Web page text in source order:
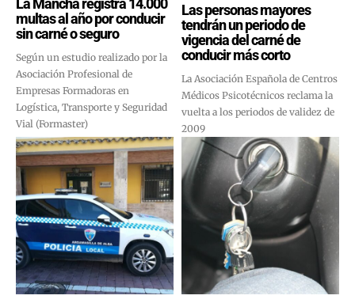
La Mancha registra 14.000
multas al año por conducir
sin carné o seguro
Según un estudio realizado por la
Asociación Profesional de
Empresas Formadoras en
Logística, Transporte y Seguridad
Vial (Formaster)
Las personas mayores
tendrán un periodo de
vigencia del carné de
conducir más corto
La Asociación Española de Centros
Médicos Psicotécnicos reclama la
vuelta a los periodos de validez de
2009